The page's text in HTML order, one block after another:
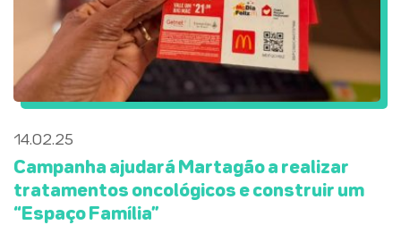
14.02.25
Campanha ajudará Martagão a realizar
tratamentos oncológicos e construir um
“Espaço Família”